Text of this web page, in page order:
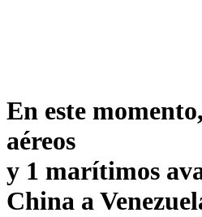
En este momento,
aéreos
y 1 marítimos
China a